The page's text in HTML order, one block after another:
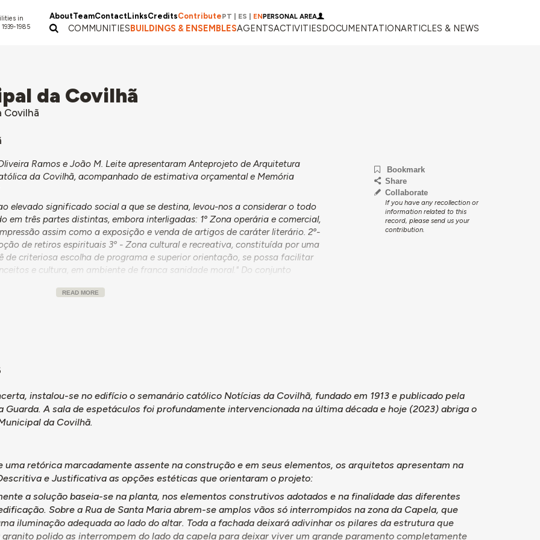
in
1985
AboutTeamContactLinksCreditsContributePT ES ENPERSONAL AREA
COMMUNITIESBUILDINGS & ENSEMBLESAGENTSACTIVITIESDOCUMENTATIONARTICLES & NEWS
da Covilhã
Covilhã
Ramos e João M. Leite apresentaram Anteprojeto de Arquitetura
da Covilhã, acompanhado de estimativa orçamental e Memória
elevado significado social a que se destina, levou-nos a considerar o todo
em três partes distintas, embora interligadas: 1º Zona operária e comercial,
assim como a exposição e venda de artigos de caráter literário. 2º-
de retiros espirituais 3º - Zona cultural e recreativa, constituída por uma
de criteriosa escolha de programa e superior orientação, se possa facilitar
e cultura, em ambiente de franca sanidade moral." Do conjunto
secretariados, instalações sanitárias, além de "camaratas e quartos
de retiros de internato", dotados de pequenos terraços privativos a
filmes, para os quais previa-se um "écran para cinemascopio".
solicitou um subsídio à Fundação Calouste Gulbenkian "para ajudar a
orçada em 4.000 contos". Em Junho de 1963 a FCG concede um
a construção do referido centro" que "destina-se a centro social e
retiro para sacerdotes (terá 50 quartos graças ao aproveitamento do
se "já em estado adiantado de construção". Faltava "concluir os
concedeu à Direcção do Centro Cultural e Social da Covilhã uma
de Desemprego, destinada à obra, reforçada em 1966.
READ MORE
Bookmark
Share
Collaborate
If you have any recollection or
information related to this
record, please send us your
contribution.
instalou-se no edifício o semanário católico Notícias da Covilhã, fundado em 1913 e publicado pela
Guarda. A sala de espetáculos foi profundamente intervencionada na última década e hoje (2023) abriga o
da Covilhã.
uma retórica marcadamente assente na construção e em seus elementos, os arquitetos apresentam na
e Justificativa as opções estéticas que orientaram o projeto:
a solução baseia-se na planta, nos elementos construtivos adotados e na finalidade das diferentes
Sobre a Rua de Santa Maria abrem-se amplos vãos só interrompidos na zona da Capela, que
iluminação adequada ao lado do altar. Toda a fachada deixará adivinhar os pilares da estrutura que
granito polido as interrompem do lado da capela para deixar viver um grande paramento completamente